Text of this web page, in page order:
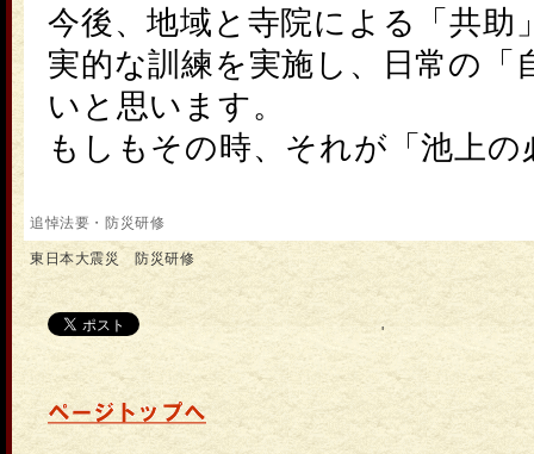
今後、地域と寺院による「共助
実的な訓練を実施し、日常の
いと思います。
もしもその時、それが「池上
追悼法要・防災研修
東日本大震災 防災研修
'